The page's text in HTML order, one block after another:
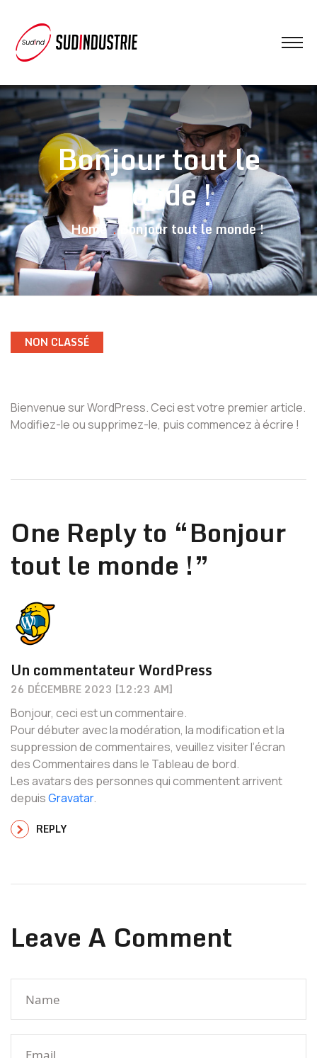
Bonjour tout le
monde !
Home Bonjour tout le monde !
NON CLASSÉ
Bienvenue sur WordPress. Ceci est votre premier article.
Modifiez-le ou supprimez-le, puis commencez à écrire !
One Reply to “Bonjour
tout le monde !”
Un commentateur WordPress
26 DÉCEMBRE 2023 [12:23 AM]
Bonjour, ceci est un commentaire.
Pour débuter avec la modération, la modification et la
suppression de commentaires, veuillez visiter l’écran
des Commentaires dans le Tableau de bord.
Les avatars des personnes qui commentent arrivent
depuisGravatar.
REPLY
Leave A Comment